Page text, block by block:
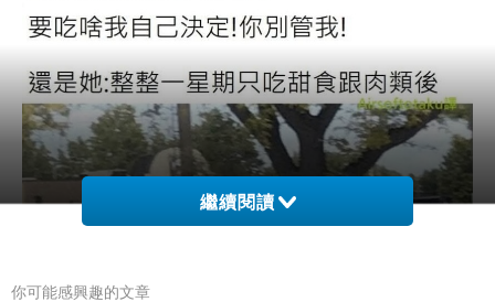
繼續閱讀
你可能感興趣的文章